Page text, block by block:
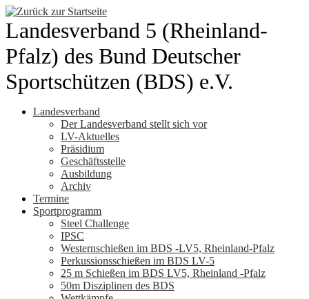
Zum
Inhalt
springen
Landesverband 5 (Rheinland-
Pfalz) des Bund Deutscher
Sportschützen (BDS) e.V.
Landesverband
Der Landesverband stellt sich vor
LV-Aktuelles
Präsidium
Geschäftsstelle
Ausbildung
Archiv
Termine
Sportprogramm
Steel Challenge
IPSC
Westernschießen im BDS -LV5, Rheinland-Pfalz
Perkussionsschießen im BDS LV-5
25 m Schießen im BDS LV5, Rheinland -Pfalz
50m Disziplinen des BDS